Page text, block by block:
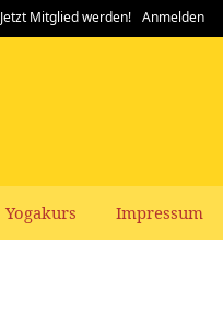
Jetzt Mitglied werden! Anmelden
Yogakurs Impressum